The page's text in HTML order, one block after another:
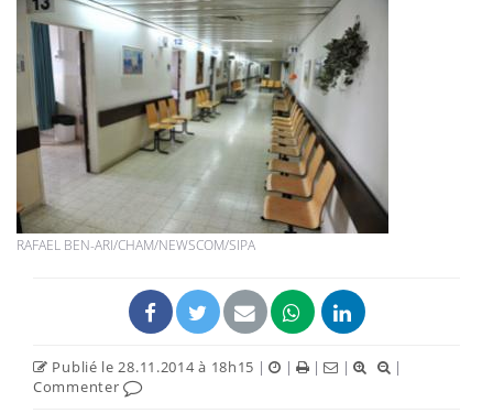
RAFAEL BEN-ARI/CHAM/NEWSCOM/SIPA
Publié le 28.11.2014 à 18h15 | | | |
|
Commenter